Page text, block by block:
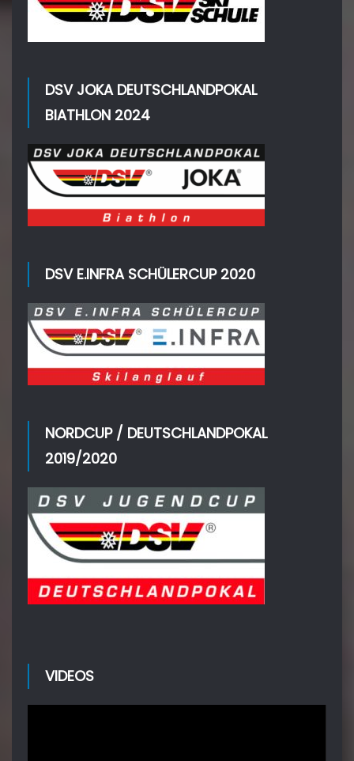
DSV JOKA DEUTSCHLANDPOKAL
BIATHLON 2024
DSV E.INFRA SCHÜLERCUP 2020
NORDCUP / DEUTSCHLANDPOKAL
2019/2020
VIDEOS